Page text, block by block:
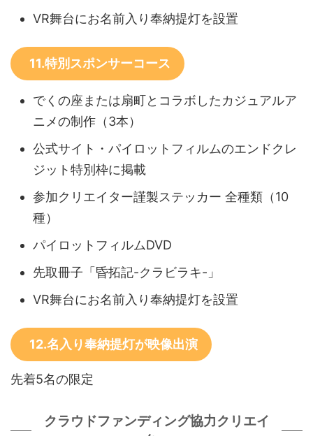
VR舞台にお名前入り奉納提灯を設置
11.特別スポンサーコース
でくの座または扇町とコラボしたカジュアルア
ニメの制作（3本）
公式サイト・パイロットフィルムのエンドクレ
ジット特別枠に掲載
参加クリエイター謹製ステッカー 全種類（10
種）
パイロットフィルムDVD
先取冊子「昏拓記-クラビラキ-」
VR舞台にお名前入り奉納提灯を設置
12.名入り奉納提灯が映像出演
先着5名の限定
クラウドファンディング協力クリエイ